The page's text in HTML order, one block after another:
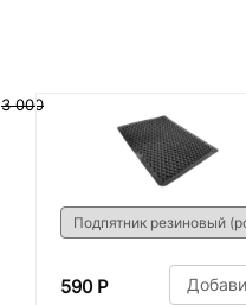
3 000
590 Р